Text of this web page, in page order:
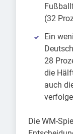
(32
Ein
28
die
auch
Die WM-